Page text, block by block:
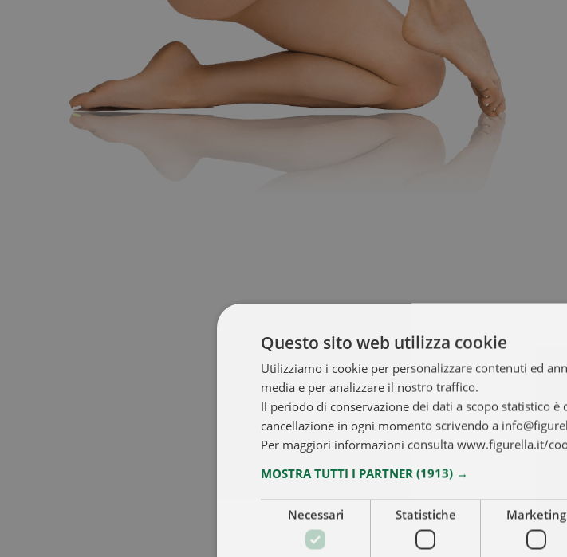
Questo sito web utilizza cookie
Utilizziamo i cookie per personalizzare contenuti ed
media e per analizzare il nostro traffico.
Il periodo di conservazione dei dati a scopo statistico
cancellazione in ogni momento scrivendo a
Per maggiori informazioni consulta www.figurella.it/
MOSTRA TUTTI I PARTNER (1913) →
Necessari Statistiche Marketing